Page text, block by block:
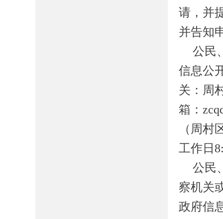
请，并
并告知
公民
信息公
关：周
箱：
（周村
工作日
公民
察机关
政府信